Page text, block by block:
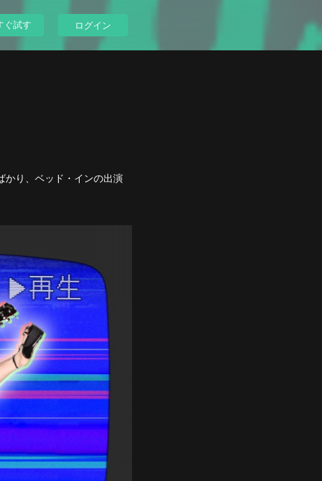
ぐ試す ログイン
かり、ベッド・インの出演